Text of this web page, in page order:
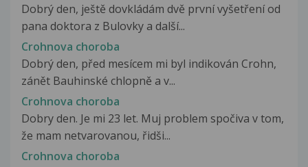
Dobrý den, ještě dovkládám dvě první vyšetření od
pana doktora z Bulovky a další...
Crohnova choroba
Dobrý den, před mesícem mi byl indikován Crohn,
zánět Bauhinské chlopně a v...
Crohnova choroba
Dobry den. Je mi 23 let. Muj problem spočiva v tom,
že mam netvarovanou, řidši...
Crohnova choroba